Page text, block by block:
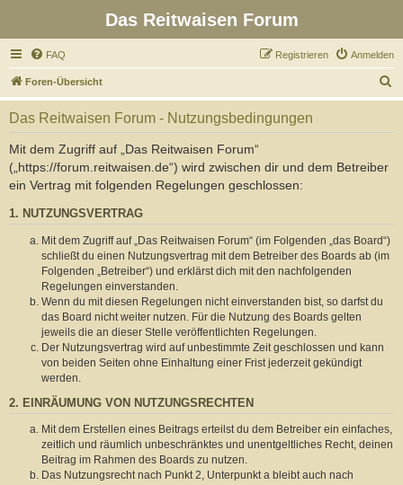
Das Reitwaisen Forum
FAQ Anmelden
Registrieren
Foren-Übersicht
u
Das Reitwaisen Forum - Nutzungsbedingungen
Mit dem Zugriff auf „Das Reitwaisen Forum“
(„https://forum.reitwaisen.de“) wird zwischen dir und dem Betreiber
ein Vertrag mit folgenden Regelungen geschlossen:
1. NUTZUNGSVERTRAG
Mit dem Zugriff auf „Das Reitwaisen Forum“ (im Folgenden „das Board“)
schließt du einen Nutzungsvertrag mit dem Betreiber des Boards ab (im
Folgenden „Betreiber“) und erklärst dich mit den nachfolgenden
Regelungen einverstanden.
Wenn du mit diesen Regelungen nicht einverstanden bist, so darfst du
das Board nicht weiter nutzen. Für die Nutzung des Boards gelten
jeweils die an dieser Stelle veröffentlichten Regelungen.
Der Nutzungsvertrag wird auf unbestimmte Zeit geschlossen und kann
von beiden Seiten ohne Einhaltung einer Frist jederzeit gekündigt
werden.
2. EINRÄUMUNG VON NUTZUNGSRECHTEN
Mit dem Erstellen eines Beitrags erteilst du dem Betreiber ein einfaches,
zeitlich und räumlich unbeschränktes und unentgeltliches Recht, deinen
Beitrag im Rahmen des Boards zu nutzen.
Das Nutzungsrecht nach Punkt 2, Unterpunkt a bleibt auch nach